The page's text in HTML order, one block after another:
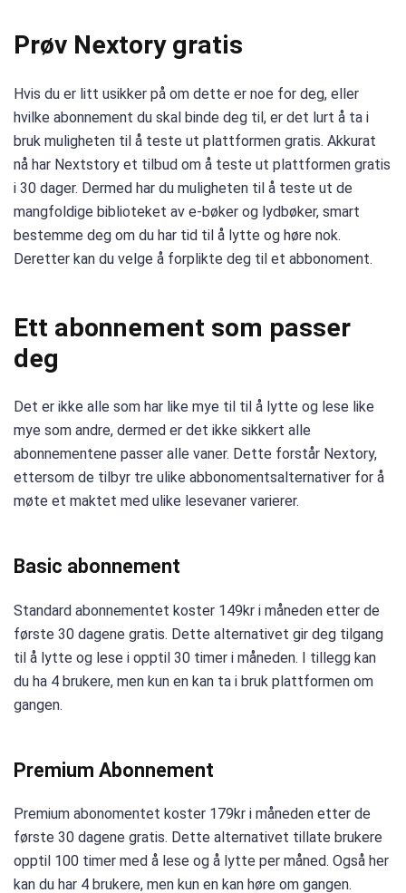
Prøv Nextory gratis
Hvis du er litt usikker på om dette er noe for deg, eller
hvilke abonnement du skal binde deg til, er det lurt å ta i
bruk muligheten til å teste ut plattformen gratis. Akkurat
nå har Nextstory et tilbud om å teste ut plattformen gratis
i 30 dager. Dermed har du muligheten til å teste ut de
mangfoldige biblioteket av e-bøker og lydbøker, smart
bestemme deg om du har tid til å lytte og høre nok.
Deretter kan du velge å forplikte deg til et abbonoment.
Ett abonnement som passer
deg
Det er ikke alle som har like mye til til å lytte og lese like
mye som andre, dermed er det ikke sikkert alle
abonnementene passer alle vaner. Dette forstår Nextory,
ettersom de tilbyr tre ulike abbonomentsalternativer for å
møte et maktet med ulike lesevaner varierer.
Basic abonnement
Standard abonnementet koster 149kr i måneden etter de
første 30 dagene gratis. Dette alternativet gir deg tilgang
til å lytte og lese i opptil 30 timer i måneden. I tillegg kan
du ha 4 brukere, men kun en kan ta i bruk plattformen om
gangen.
Premium Abonnement
Premium abonomentet koster 179kr i måneden etter de
første 30 dagene gratis. Dette alternativet tillate brukere
opptil 100 timer med å lese og å lytte per måned. Også her
kan du har 4 brukere, men kun en kan høre om gangen.